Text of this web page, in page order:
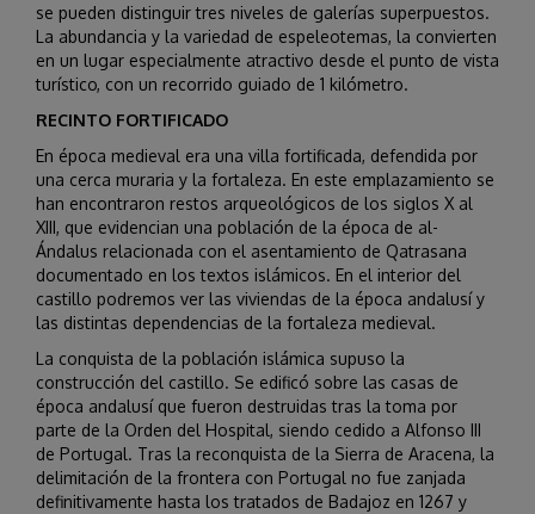
se pueden distinguir tres niveles de galerías superpuestos.
La abundancia y la variedad de espeleotemas, la convierten
en un lugar especialmente atractivo desde el punto de vista
turístico, con un recorrido guiado de 1 kilómetro.
RECINTO FORTIFICADO
En época medieval era una villa fortificada, defendida por
una cerca muraria y la fortaleza. En este emplazamiento se
han encontraron restos arqueológicos de los siglos X al
XIII, que evidencian una población de la época de al-
Ándalus relacionada con el asentamiento de Qatrasana
documentado en los textos islámicos. En el interior del
castillo podremos ver las viviendas de la época andalusí y
las distintas dependencias de la fortaleza medieval.
La conquista de la población islámica supuso la
construcción del castillo. Se edificó sobre las casas de
época andalusí que fueron destruidas tras la toma por
parte de la Orden del Hospital, siendo cedido a Alfonso III
de Portugal. Tras la reconquista de la Sierra de Aracena, la
delimitación de la frontera con Portugal no fue zanjada
definitivamente hasta los tratados de Badajoz en 1267 y